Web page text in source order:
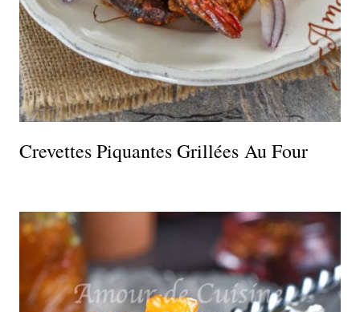
Crevettes Piquantes Grillées Au Four